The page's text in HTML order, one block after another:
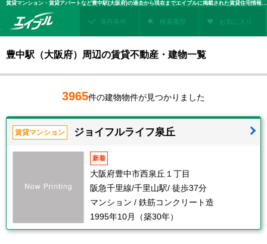
賃貸マンション・賃貸アパートなど豊中駅(大阪府)の過去から現在までエイブルに掲載された賃貸住宅情報・建物情報を検索！不動産賃貸を探すなら、お部屋探しのエイブル
保存条件 検索履歴 お気に入り
豊中駅（大阪府）周辺の賃貸不動産・建物一覧
3965件の建物物件が見つかりました
賃貸マンション ジョイフルライフ泉丘
新着
大阪府豊中市西泉丘１丁目
阪急千里線/千里山駅/ 徒歩37分
マンション / 鉄筋コンクリート造
1995年10月（築30年）